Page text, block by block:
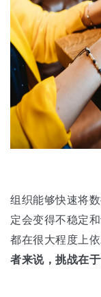
组织能够快速将
定会变得不稳定
都在很大程度上
者来说，挑战在于